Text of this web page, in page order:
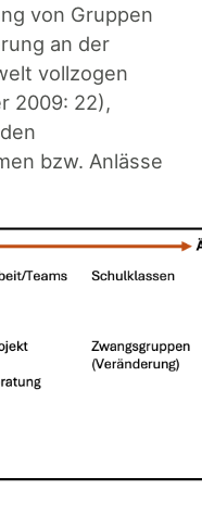
von Gruppen
an der
vollzogen
2009: 22),
bzw. Anlässe